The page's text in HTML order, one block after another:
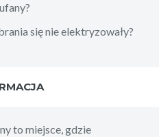
się nie elektryzowały?
to miejsce, gdzie